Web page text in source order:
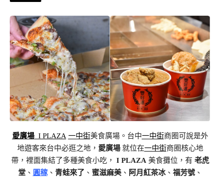
愛廣場I PLAZA 一中街美食廣場。台中一中街商圈可說是外
地遊客來台中必逛之地， 愛廣場就位在一中街商圈核心地
帶，裡面集結了多種美食小吃，
I PLAZA美食攤位，有 老虎
堂、 圓稼、 青蛙來了 、 蜜滋麻美、 阿月紅茶冰、 福芳號、